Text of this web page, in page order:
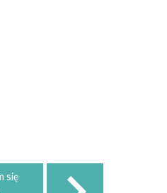
się